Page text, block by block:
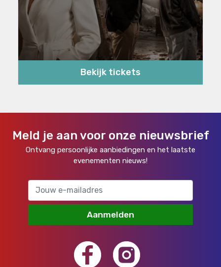
Bekijk tickets
Meld je aan voor onze nieuwsbrief
Ontvang persoonlijke aanbiedingen en het laatste
evenementen nieuws!
Aanmelden